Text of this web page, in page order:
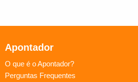
Apontador
O que é o Apontador?
Perguntas Frequentes